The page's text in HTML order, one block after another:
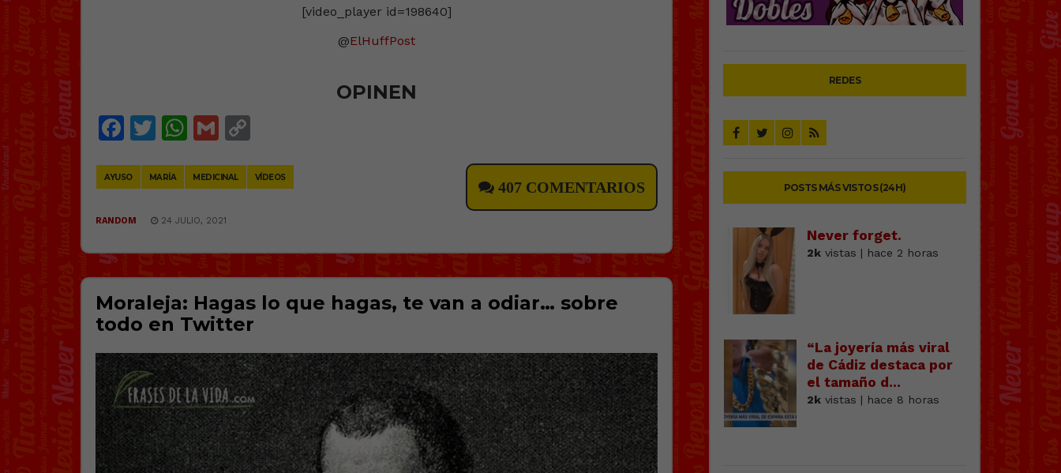
[video_player id=198640]
@ElHuffPost
OPINEN
Facebook
Twitter
WhatsApp
Gmail
AYUSO MARÍA MEDICINAL VÍDEOS
407 COMENTARIOS
RANDOM 24 JULIO, 2021
Moraleja: Hagas lo que hagas, te van a odiar… sobre
todo en Twitter
REDES
POSTS MÁS VISTOS (24H)
Never forget.
2kvistas | hace 2 horas
“La joyería más viral
de Cádiz destaca por
el tamaño d...
2kvistas | hace 8 horas